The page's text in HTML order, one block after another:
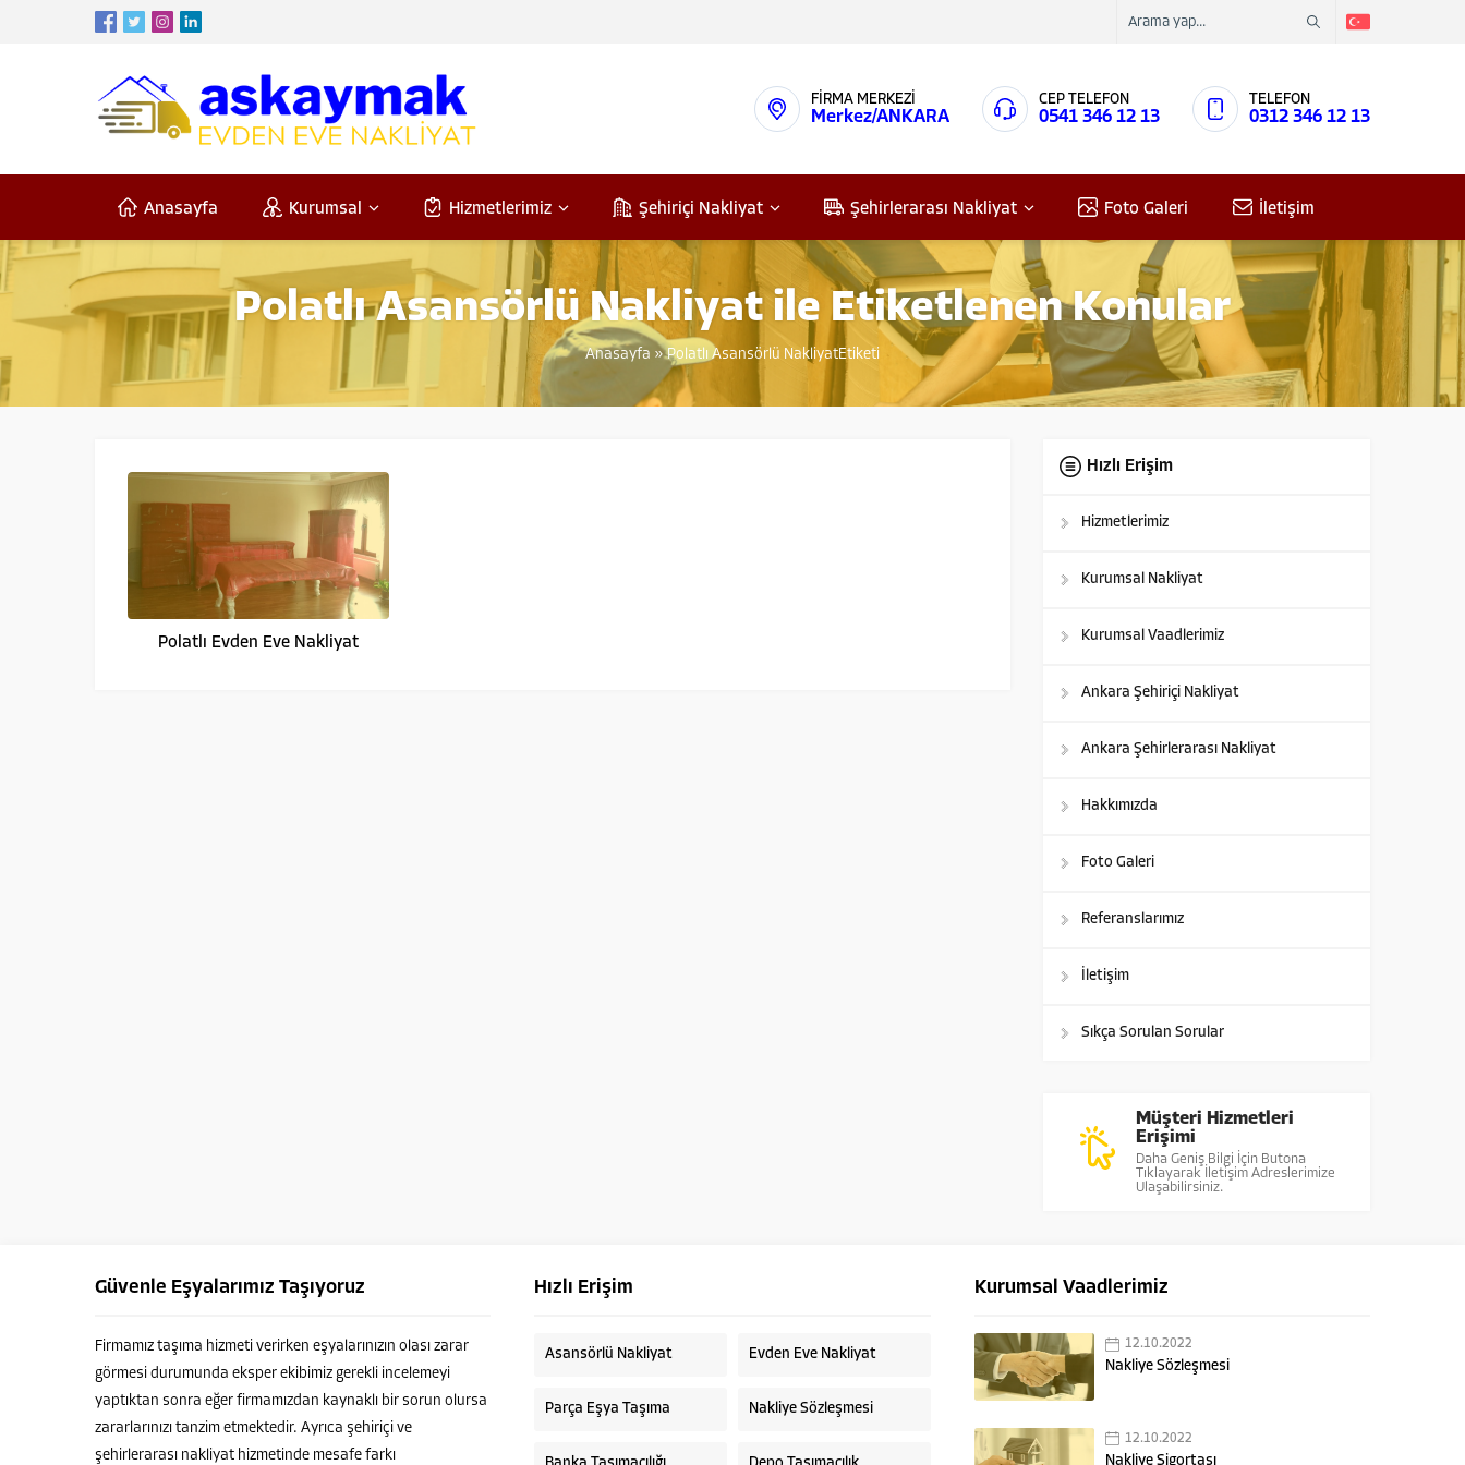
FİRMA MERKEZİ
Merkez/ANKARA
CEP TELEFON
0541 346 12 13
TELEFON
0312 346 12 13
Anasayfa Kurumsal Hizmetlerimiz Şehiriçi Nakliyat Şehirlerarası Nakliyat Foto Galeri İletişim
Polatlı Asansörlü Nakliyat ile Etiketlenen Konular
Anasayfa »Polatlı Asansörlü NakliyatEtiketi
Polatlı Evden Eve Nakliyat
Hızlı Erişim
Hizmetlerimiz
Kurumsal Nakliyat
Kurumsal Vaadlerimiz
Ankara Şehiriçi Nakliyat
Ankara Şehirlerarası Nakliyat
Hakkımızda
Foto Galeri
Referanslarımız
İletişim
Sıkça Sorulan Sorular
Müşteri Hizmetleri
Erişimi
Daha Geniş Bilgi İçin Butona
Tıklayarak İletişim Adreslerimize
Ulaşabilirsiniz.
Güvenle Eşyalarımız Taşıyoruz
Firmamız taşıma hizmeti verirken eşyalarınızın olası zarar
görmesi durumunda eksper ekibimiz gerekli incelemeyi
yaptıktan sonra eğer firmamızdan kaynaklı bir sorun olursa
zararlarınızı tanzim etmektedir. Ayrıca şehiriçi ve
şehirlerarası nakliyat hizmetinde mesafe farkı
Hızlı Erişim
Asansörlü Nakliyat Evden Eve Nakliyat
Parça Eşya Taşıma Nakliye Sözleşmesi
Kurumsal Vaadlerimiz
12.10.2022
Nakliye Sözleşmesi
12.10.2022
Nakliye Sigortası